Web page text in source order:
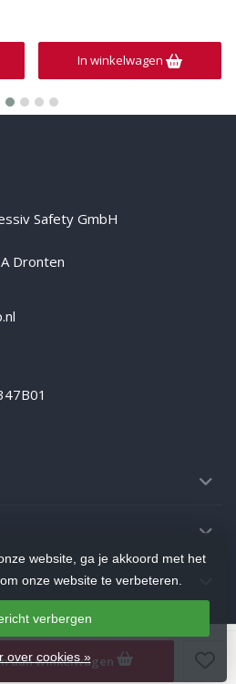
aan winkelwagen
In winkelwagen
Safety GmbH
Dronten
website, ga je akkoord met het
onze website te verbeteren.
verbergen
over cookies »
Frontlabel
Lightspeed